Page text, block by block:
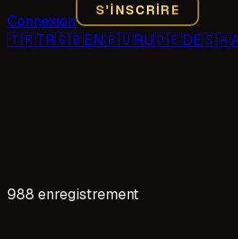
Connexion
S'INSCRIRE
🇹🇷TR🇬🇧EN🇷🇺RU🇩🇪DE🇸🇦
988 enregistrement